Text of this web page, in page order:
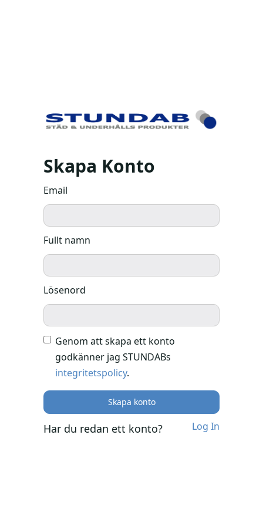
Skapa Konto
Email
Fullt namn
Lösenord
Genom att skapa ett konto
godkänner jag STUNDABs
integritetspolicy.
Har du redan ett konto? Log In